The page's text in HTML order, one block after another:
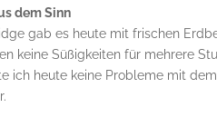
dem Sinn
gab es heute mit frischen
keine Süßigkeiten für mehrere
ich heute keine Probleme mit